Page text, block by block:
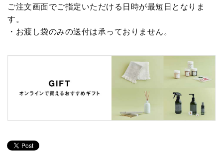
ご注文画面でご指定いただける日時が最短日となりま
す。
・お渡し袋のみの送付は承っておりません。